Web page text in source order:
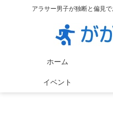
アラサー男子が独断と偏見
ホーム
イベント